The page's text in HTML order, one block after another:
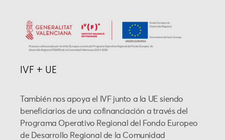
IVF + UE
También nos apoya el IVF junto a la UE siendo
beneficiarios de una cofinanciación a través del
Programa Operativo Regional del Fondo Europeo
de Desarrollo Regional de la Comunidad